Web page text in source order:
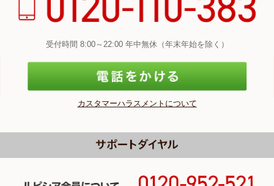
受付時間 8:00～22:00 年中無休（年末年始を除く）
カスタマーハラスメントについて